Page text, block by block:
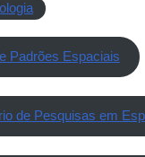
Padrões Espaciais
de Pesquisas em